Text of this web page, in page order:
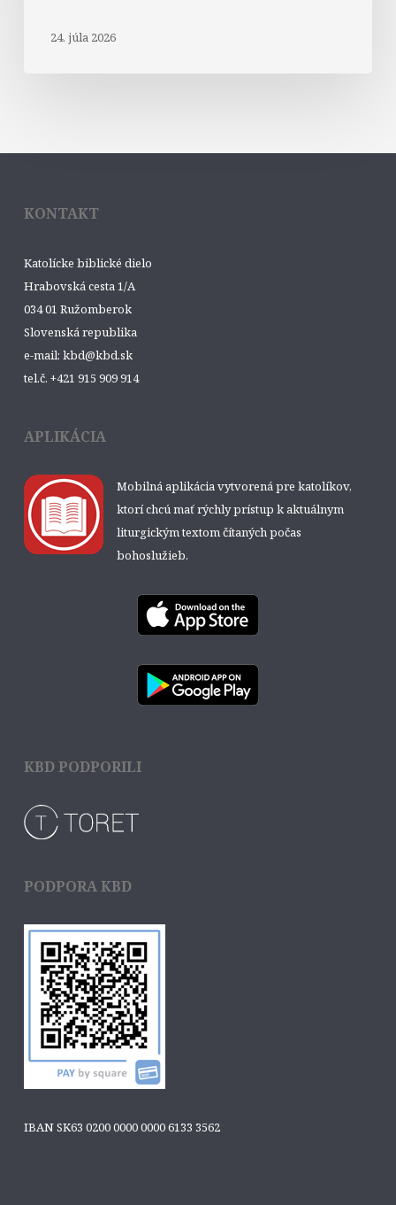
24. júla 2026
KONTAKT
Katolícke biblické dielo
Hrabovská cesta 1/A
034 01 Ružomberok
Slovenská republika
e-mail: kbd@kbd.sk
tel.č. +421 915 909 914
APLIKÁCIA
Mobilná aplikácia vytvorená pre katolíkov,
ktorí chcú mať rýchly prístup k aktuálnym
liturgickým textom čítaných počas
bohoslužieb.
KBD PODPORILI
PODPORA KBD
IBAN SK63 0200 0000 0000 6133 3562